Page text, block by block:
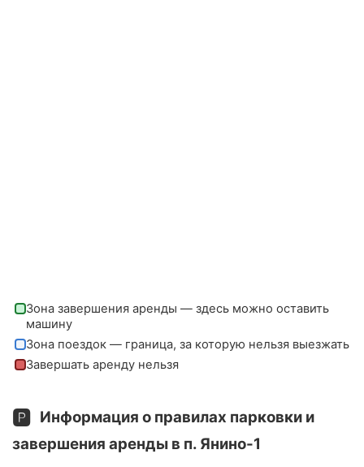
Зона завершения аренды — здесь можно оставить
машину
Зона поездок — граница, за которую нельзя выезжать
Завершать аренду нельзя
🅿️ Информация о правилах парковки и
завершения аренды в п. Янино-1